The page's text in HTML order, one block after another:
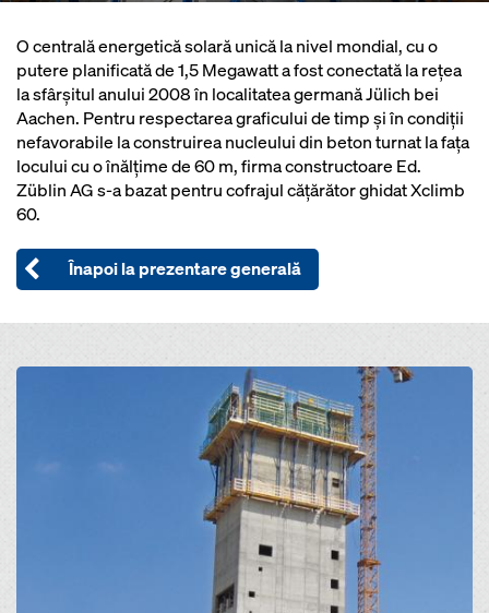
O centrală energetică solară unică la nivel mondial, cu o
putere planificată de 1,5 Megawatt a fost conectată la reţea
la sfârşitul anului 2008 în localitatea germană Jülich bei
Aachen. Pentru respectarea graficului de timp şi în condiţii
nefavorabile la construirea nucleului din beton turnat la faţa
locului cu o înălţime de 60 m, firma constructoare Ed.
Züblin AG s-a bazat pentru cofrajul căţărător ghidat Xclimb
60.
Înapoi la prezentare generală
Open